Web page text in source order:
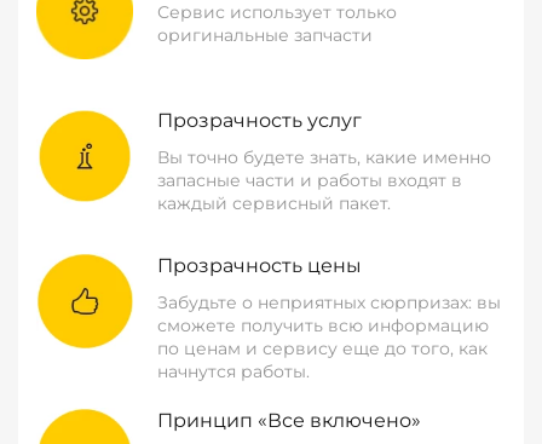
Сервис использует только
оригинальные запчасти
Прозрачность услуг
Вы точно будете знать, какие именно
запасные части и работы входят в
каждый сервисный пакет.
Прозрачность цены
Забудьте о неприятных сюрпризах: вы
сможете получить всю информацию
по ценам и сервису еще до того, как
начнутся работы.
Принцип «Все включено»